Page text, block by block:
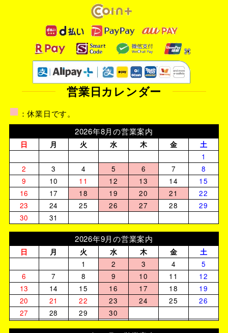
営業日カレンダー
■ ：休業日です。
2026年8月の営業案内
日 月 火 水 木 金
土
1
2
3 4 5 6 7
8
9
10 11 12 13 14
15
16
17 18 19 20 21
22
23
24 25 26 27 28
29
30
31
2026年9月の営業案内
日 月 火 水 木 金
土
1
2 3 4
5
6
7 8 9 10 11
12
13
14 15 16 17 18
19
20
21 22 23 24 25
26
27
28 29 30